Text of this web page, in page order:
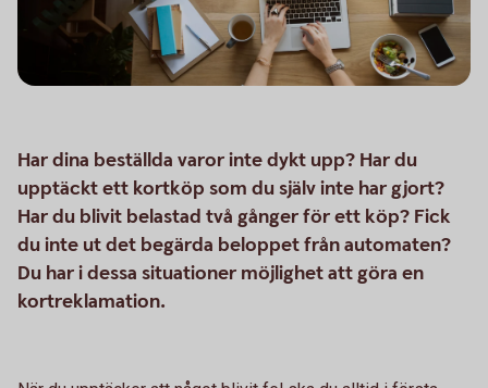
Har dina beställda varor inte dykt upp? Har du
upptäckt ett kortköp som du själv inte har gjort?
Har du blivit belastad två gånger för ett köp? Fick
du inte ut det begärda beloppet från automaten?
Du har i dessa situationer möjlighet att göra en
kortreklamation.